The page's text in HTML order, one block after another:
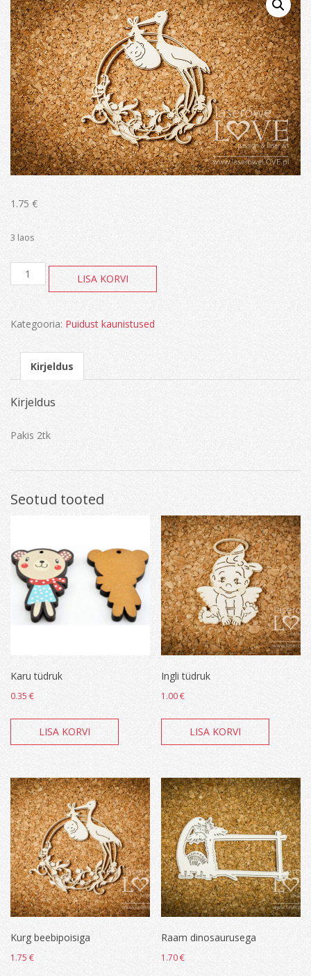
1.75 €
3 laos
Kurg
beebitüdrukugaLISA KORVI
Kategooria: Puidust kaunistused
Kirjeldus
Kirjeldus
Pakis 2tk
Seotud tooted
Karu tüdruk
0.35 €
LISA KORVI
Ingli tüdruk
1.00€
LISA KORVI
Kurg beebipoisiga
1.75 €
Raam dinosaurusega
1.70€